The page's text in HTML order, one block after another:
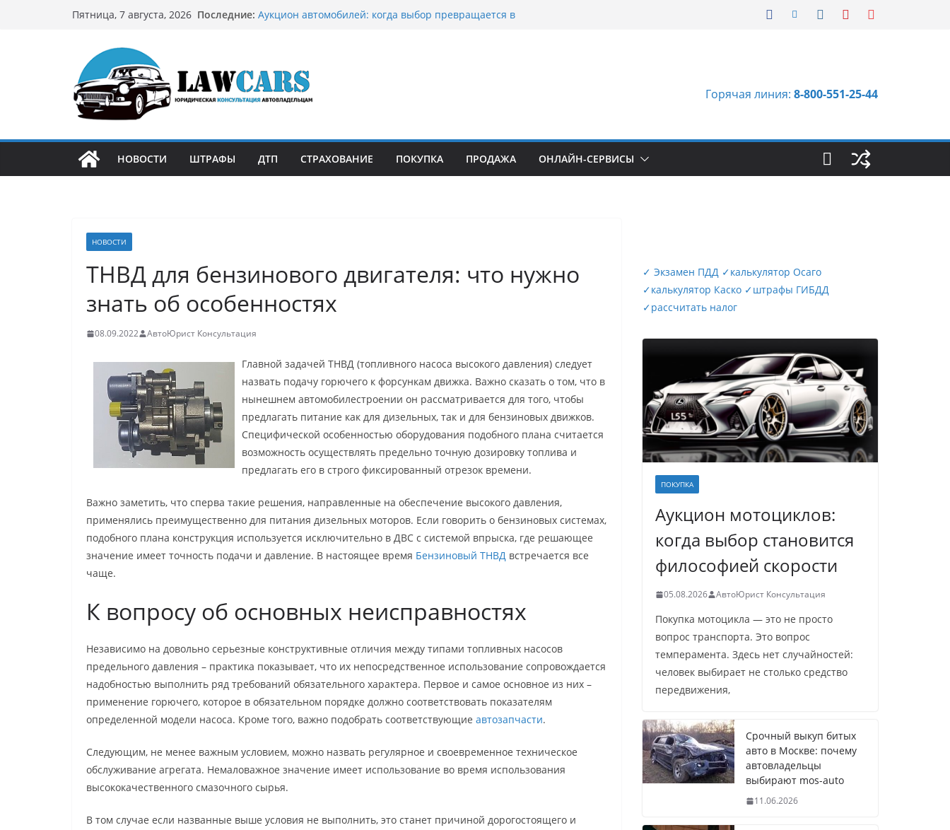
Пятница, 7 августа, 2026 Последние: Аукцион автомобилей: когда выбор превращается в
Срочный выкуп битых авто в Москве: почему
автовладельцы выбирают mos-auto
Бриллиантовые серьги: вечная классика или
может подойти
Горячая линия: 8-800-551-25-44
НОВОСТИ ШТРАФЫ ДТП СТРАХОВАНИЕ ПОКУПКА ПРОДАЖА ОНЛАЙН-СЕРВИСЫ
НОВОСТИ
ТНВД для бензинового двигателя: что нужно
знать об особенностях
08.09.2022 АвтоЮрист Консультация
Главной задачей ТНВД (топливного насоса высокого давления) следует
назвать подачу горючего к форсункам движка. Важно сказать о том, что в
нынешнем автомобилестроении он рассматривается для того, чтобы
предлагать питание как для дизельных, так и для бензиновых движков.
Специфической особенностью оборудования подобного плана считается
возможность осуществлять предельно точную дозировку топлива и
предлагать его в строго фиксированный отрезок времени.
Важно заметить, что сперва такие решения, направленные на обеспечение высокого давления,
применялись преимущественно для питания дизельных моторов. Если говорить о бензиновых системах,
подобного плана конструкция используется исключительно в ДВС с системой впрыска, где решающее
значение имеет точность подачи и давление. В настоящее время Бензиновый ТНВД встречается все
чаще.
К вопросу об основных неисправностях
Независимо на довольно серьезные конструктивные отличия между типами топливных насосов
предельного давления – практика показывает, что их непосредственное использование сопровождается
надобностью выполнить ряд требований обязательного характера. Первое и самое основное из них –
применение горючего, которое в обязательном порядке должно соответствовать показателям
определенной модели насоса. Кроме того, важно подобрать соответствующие автозапчасти.
Следующим, не менее важным условием, можно назвать регулярное и своевременное техническое
обслуживание агрегата. Немаловажное значение имеет использование во время использования
высококачественного смазочного сырья.
В том случае если названные выше условия не выполнить, это станет причиной дорогостоящего и
✓ Экзамен ПДД ✓калькулятор Осаго
✓калькулятор Каско ✓штрафы ГИБДД
✓рассчитать налог
ПОКУПКА
Аукцион мотоциклов:
когда выбор становится
философией скорости
05.08.2026 АвтоЮрист Консультация
Покупка мотоцикла — это не просто
вопрос транспорта. Это вопрос
темперамента. Здесь нет случайностей:
человек выбирает не столько средство
передвижения,
Срочный выкуп битых
авто в Москве: почему
автовладельцы
выбирают mos-auto
11.06.2026